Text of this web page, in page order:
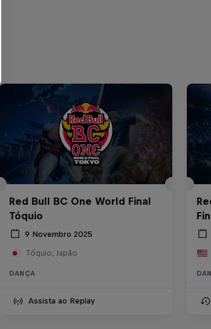
Red Bull BC One World Final
Tóquio
9 Novembro 2025
Tóquio, Japão
DANÇA
Assista ao Replay